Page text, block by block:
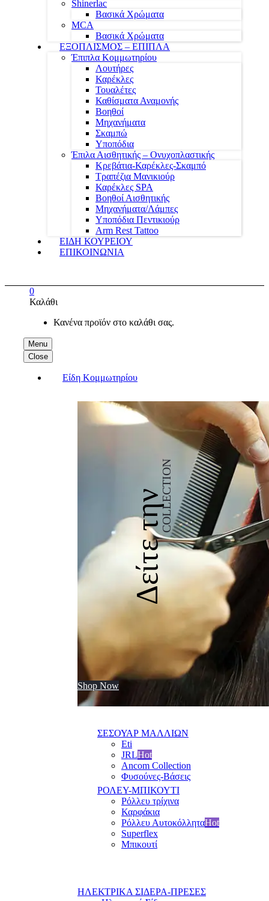
Shinerlac
Βασικά Χρώματα
MCA
Βασικά Χρώματα
ΕΞΟΠΛΙΣΜΟΣ – ΕΠΙΠΛΑ
Έπιπλα Κομμωτηρίου
Λουτήρες
Καρέκλες
Τουαλέτες
Καθίσματα Αναμονής
Βοηθοί
Μηχανήματα
Σκαμπώ
Υποπόδια
Έπιλα Αισθητικής – Ονυχοπλαστικής
Κρεβάτια-Καρέκλες-Σκαμπό
Τραπέζια Μανικιούρ
Καρέκλες SPA
Βοηθοί Αισθητικής
Μηχανήματα/Λάμπες
Υποπόδια Πεντικιούρ
Arm Rest Tattoo
ΕΙΔΗ ΚΟΥΡΕΙΟΥ
ΕΠΙΚΟΙΝΩΝΙΑ
Menu
Close
Είδη Κομμωτηρίου
Δείτε τηνCOLLECTION
Shop Now
ΣΕΣΟΥΑΡ ΜΑΛΛΙΩΝ
Eti
JRLHot
Ancom Collection
Φυσούνες-Βάσεις
ΡΟΛΕΥ-ΜΠΙΚΟΥΤΙ
Ρόλλευ τρίχινα
Καρφάκια
Ρόλλευ ΑυτοκόλληταHot
Superflex
Μπικουτί
ΗΛΕΚΤΡΙΚΑ ΣΙΔΕΡΑ-ΠΡΕΣΕΣ
0
Καλάθι
Κανένα προϊόν στο καλάθι σας.